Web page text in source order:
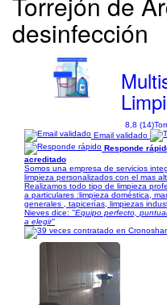
desinfección
8,8 (14)
Email validado
Responde
acreditado
Somos una empresa de servicios
limpieza personalizados con el mas
Realizamos todo tipo de limpieza
a particulares :limpieza doméstica,
generales , tapicerías, limpiezas
Nieves dice: "Equipo perfecto,
a elegir"